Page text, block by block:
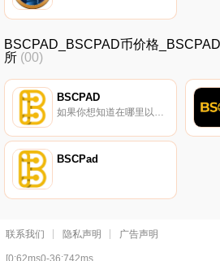
BSCPAD_BSCPAD币价格
所 (00)
BSCPAD
BSCPad
联系我们 隐私声明 广告声明
[0:62ms0-36:742ms